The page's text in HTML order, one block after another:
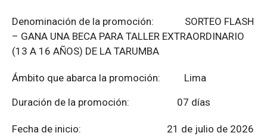
Denominación de la promoción: SORTEO FLASH
– GANA UNA BECA PARA TALLER EXTRAORDINARIO
(13 A 16 AÑOS) DE LA TARUMBA
Ámbito que abarca la promoción: Lima
Duración de la promoción: 07 días
Fecha de inicio: 21 de julio de 2026